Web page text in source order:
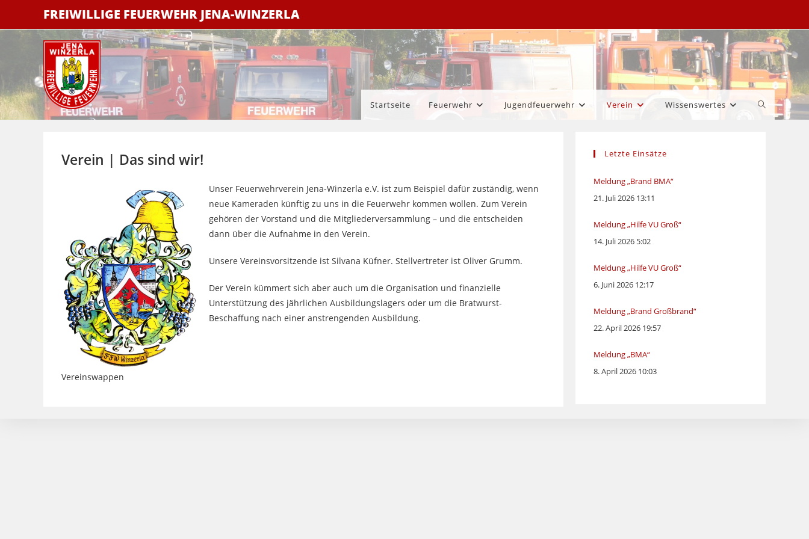
FREIWILLIGE FEUERWEHR JENA-WINZERLA
Startseite Feuerwehr Jugendfeuerwehr Verein Wissenswertes Website-
Verein | Das sind wir!
Vereinswappen
Unser Feuerwehrverein Jena-Winzerla e.V. ist zum Beispiel dafür zuständig, wenn
neue Kameraden künftig zu uns in die Feuerwehr kommen wollen. Zum Verein
gehören der Vorstand und die Mitgliederversammlung – und die entscheiden
dann über die Aufnahme in den Verein.
Unsere Vereinsvorsitzende ist Silvana Küfner. Stellvertreter ist Oliver Grumm.
Der Verein kümmert sich aber auch um die Organisation und finanzielle
Unterstützung des jährlichen Ausbildungslagers oder um die Bratwurst-
Beschaffung nach einer anstrengenden Ausbildung.
Letzte Einsätze
Meldung „Brand BMA“
21. Juli 2026 13:11
Meldung „Hilfe VU Groß“
14. Juli 2026 5:02
Meldung „Hilfe VU Groß“
6. Juni 2026 12:17
Meldung „Brand Großbrand“
22. April 2026 19:57
Meldung „BMA“
8. April 2026 10:03